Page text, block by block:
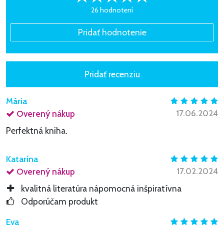
26 hodnotení
Mária
Overený nákup
17.06.2024
Perfektná kniha.
Katarína
Overený nákup
17.02.2024
kvalitná literatúra nápomocná inšpiratívna
Odporúčam produkt
Eva